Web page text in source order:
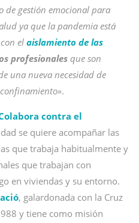
gestión emocional para
ya que la pandemia está
el aislamiento de las
profesionales que son
una nueva necesidad de
.
contra el
se quiere acompañar las
que trabaja habitualmente y
que trabajan con
en viviendas y su entorno.
, galardonada con la Cruz
y tiene como misión